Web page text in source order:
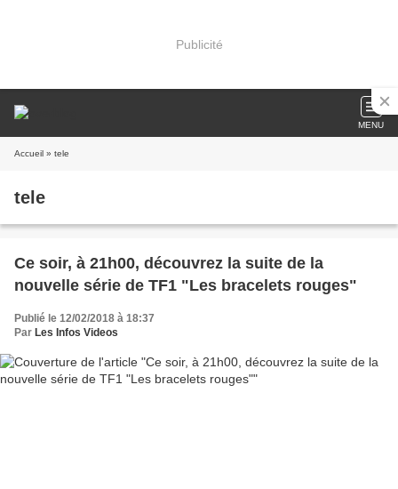
Publicité
MENU
Accueil » tele
tele
Ce soir, à 21h00, découvrez la suite de la
nouvelle série de TF1 "Les bracelets rouges"
Publié le 12/02/2018 à 18:37
Par Les Infos Videos